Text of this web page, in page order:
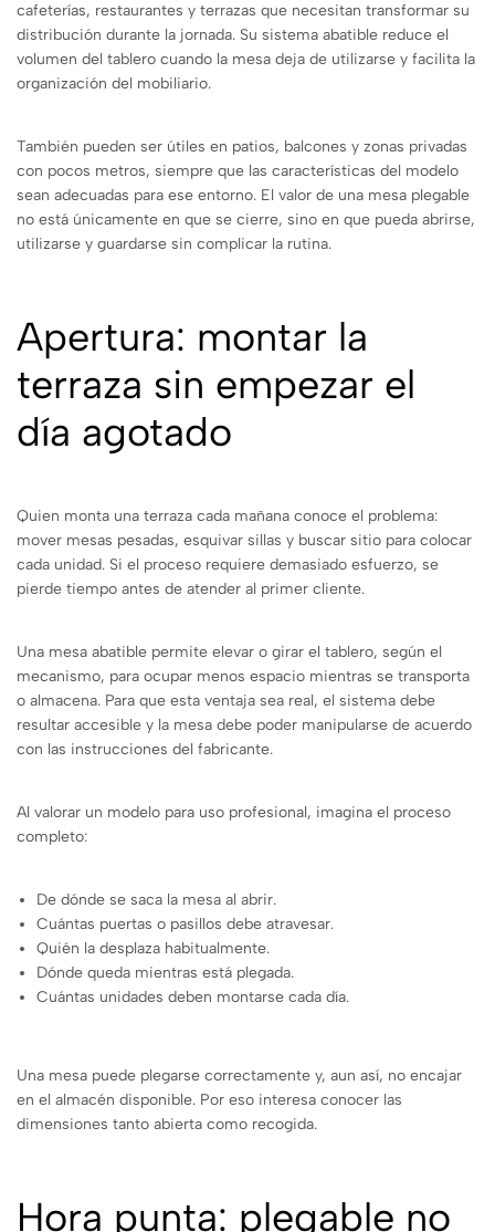
cafeterías, restaurantes y terrazas que necesitan transformar su
distribución durante la jornada. Su sistema abatible reduce el
volumen del tablero cuando la mesa deja de utilizarse y facilita la
organización del mobiliario.
También pueden ser útiles en patios, balcones y zonas privadas
con pocos metros, siempre que las características del modelo
sean adecuadas para ese entorno. El valor de una mesa plegable
no está únicamente en que se cierre, sino en que pueda abrirse,
utilizarse y guardarse sin complicar la rutina.
Apertura: montar la
terraza sin empezar el
día agotado
Quien monta una terraza cada mañana conoce el problema:
mover mesas pesadas, esquivar sillas y buscar sitio para colocar
cada unidad. Si el proceso requiere demasiado esfuerzo, se
pierde tiempo antes de atender al primer cliente.
Una mesa abatible permite elevar o girar el tablero, según el
mecanismo, para ocupar menos espacio mientras se transporta
o almacena. Para que esta ventaja sea real, el sistema debe
resultar accesible y la mesa debe poder manipularse de acuerdo
con las instrucciones del fabricante.
Al valorar un modelo para uso profesional, imagina el proceso
completo:
De dónde se saca la mesa al abrir.
Cuántas puertas o pasillos debe atravesar.
Quién la desplaza habitualmente.
Dónde queda mientras está plegada.
Cuántas unidades deben montarse cada día.
Una mesa puede plegarse correctamente y, aun así, no encajar
en el almacén disponible. Por eso interesa conocer las
dimensiones tanto abierta como recogida.
Hora punta: plegable no